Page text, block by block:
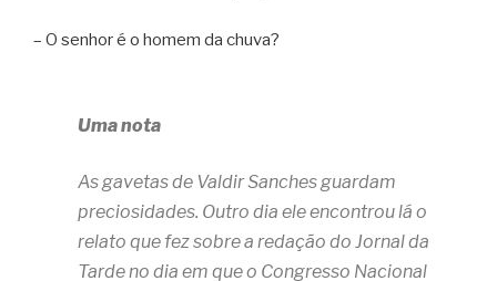
– O senhor é o homem da chuva?
Uma nota
As gavetas de Valdir Sanches guardam
preciosidades. Outro dia ele encontrou lá o
relato que fez sobre a redação do Jornal da
Tarde no dia em que o Congresso Nacional